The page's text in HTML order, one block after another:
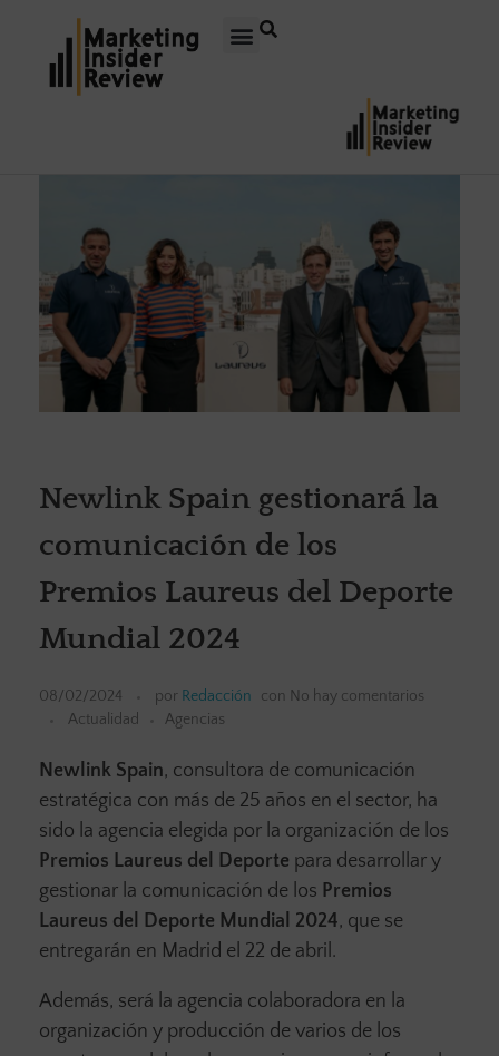
Newlink Spain gestionará la
comunicación de los
Premios Laureus del Deporte
Mundial 2024
08/02/2024 por Redacción con No hay comentarios
Actualidad
Agencias
Newlink Spain, consultora de comunicación
estratégica con más de 25 años en el sector, ha
sido la agencia elegida por la organización de los
Premios Laureus del Deporte para desarrollar y
gestionar la comunicación de los Premios
Laureus del Deporte Mundial 2024, que se
entregarán en Madrid el 22 de abril.
Además, será la agencia colaboradora en la
organización y producción de varios de los